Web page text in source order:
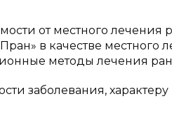
от местного лечения
в качестве местного
методы лечения
заболевания, характеру